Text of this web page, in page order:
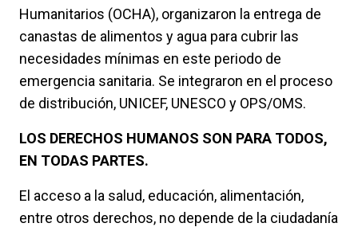
Humanitarios (OCHA), organizaron la entrega de
canastas de alimentos y agua para cubrir las
necesidades mínimas en este periodo de
emergencia sanitaria. Se integraron en el proceso
de distribución, UNICEF, UNESCO y OPS/OMS.
LOS DERECHOS HUMANOS SON PARA TODOS,
EN TODAS PARTES.
El acceso a la salud, educación, alimentación,
entre otros derechos, no depende de la ciudadanía